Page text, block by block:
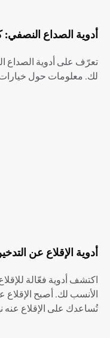
أدوية الصداع النصفي:
تعرّف على أدوية الصداع
لك. معلومات حول خيارات
أدوية الإقلاع عن
اكتشف أدوية فعّالة
الأنسب لك. أصبح
تُساعدك على الإقلاع عنه